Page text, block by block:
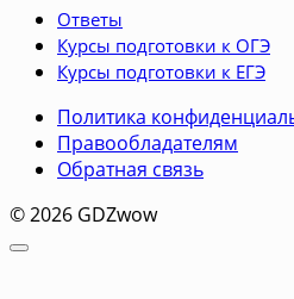
Ответы
Курсы подготовки к ОГЭ
Курсы подготовки к ЕГЭ
Политика
Правообладателям
Обратная связь
© 2026 GDZwow